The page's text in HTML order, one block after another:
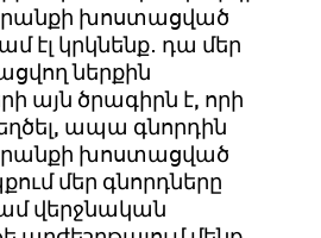
խոստացված
էլ կրկնենք․ դա մեր
ներքին
այն ծրագիրն է, որի
ապա գնորդին
խոստացված
մեր գնորդները
վերջնական